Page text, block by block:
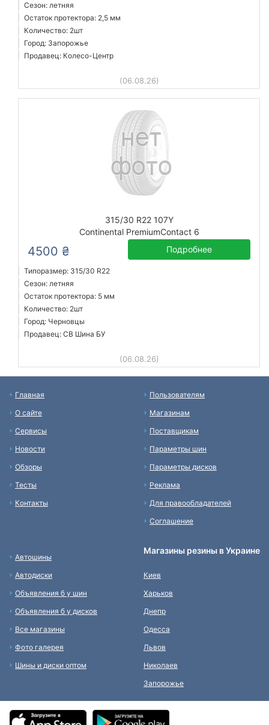
Сезон: летняя
Остаток протектора: 2,5 мм
Количество: 2шт
Город: Запорожье
Продавец: Колесо-Центр
(06.08.26)
315/30 R22 107Y
Continental PremiumContact 6
4500 ₴ Подробнее
Типоразмер: 315/30 R22
Сезон: летняя
Остаток протектора: 5 мм
Количество: 2шт
Город: Черновцы
Продавец: СВ Шина БУ
(06.08.26)
Главная
О сайте
Сервисы
Новости
Обзоры
Тесты
Контакты
Пользователям
Магазинам
Поставщикам
Параметры шин
Параметры дисков
Реклама
Для правообладателей
Соглашение
Автошины
Автодиски
Объявления б у шин
Объявления б у дисков
Все магазины
Фото галерея
Шины и диски оптом
Магазины резины в Украине
Киев
Харьков
Днепр
Одесса
Львов
Николаев
Запорожье